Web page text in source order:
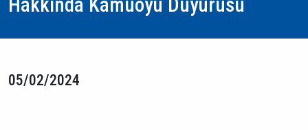
Hakkında Kamuoyu Duyurusu
05/02/2024